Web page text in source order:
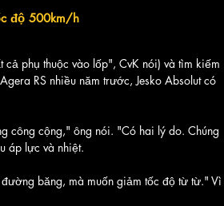
độ 500km/h
phụ thuộc vào lốp", CvK nói) và tìm kiếm
RS nhiều năm trước, Jesko Absolut có
công cộng," ông nói. "Có hai lý do. Chúng
áp lực và nhiệt.
băng, mà muốn giảm tốc độ từ từ." Vì